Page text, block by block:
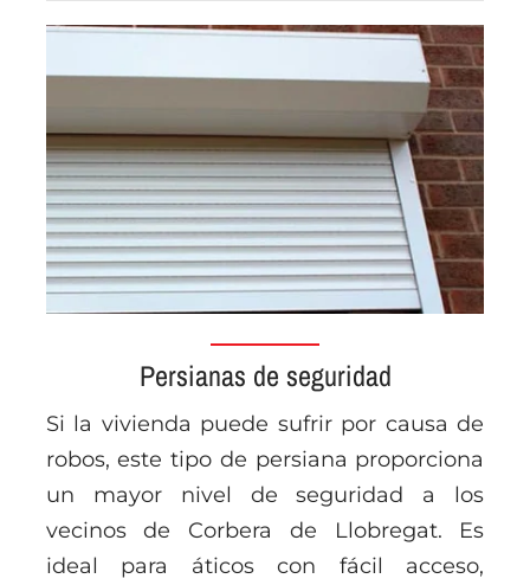
Persianas de seguridad
Si la vivienda puede sufrir por causa de
robos, este tipo de persiana proporciona
un mayor nivel de seguridad a los
vecinos de Corbera de Llobregat. Es
ideal para áticos con fácil acceso,